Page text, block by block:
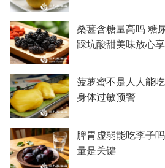
桑葚含糖量高吗 糖
踩坑酸甜美味放心享
菠萝蜜不是人人能
身体过敏预警
脾胃虚弱能吃李子
量是关键